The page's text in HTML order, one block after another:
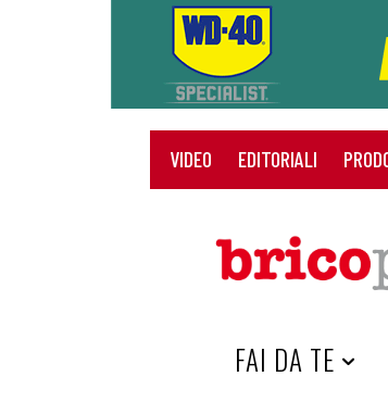
VIDEO EDITORIALI
HOME
FAI DA TE